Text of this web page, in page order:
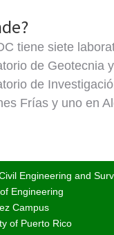
tiene siete
de Geotecnia
de
Frías y uno en
Engineering and
Engineering
Campus
of Puerto Rico